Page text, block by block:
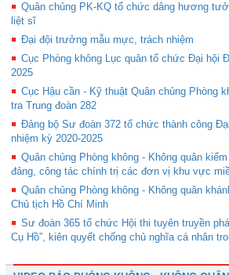
Quân chủng PK-KQ tổ chức dâng hương
liệt sĩ
Đại đội trưởng mẫu mực, trách nhiệm
Cục Phòng không Lục quân tổ chức Đại hội
2025
Cục Hậu cần - Kỹ thuật Quân chủng Phòng
tra Trung đoàn 282
Đảng bộ Sư đoàn 372 tổ chức thành công
nhiệm kỳ 2020-2025
Quân chủng Phòng không - Không quân
đảng, công tác chính trị các đơn vị khu vực
Quân chủng Phòng không - Không quân
Chủ tịch Hồ Chí Minh
Sư đoàn 365 tổ chức Hội thi tuyên truyền
Cụ Hồ”, kiên quyết chống chủ nghĩa cá nhân